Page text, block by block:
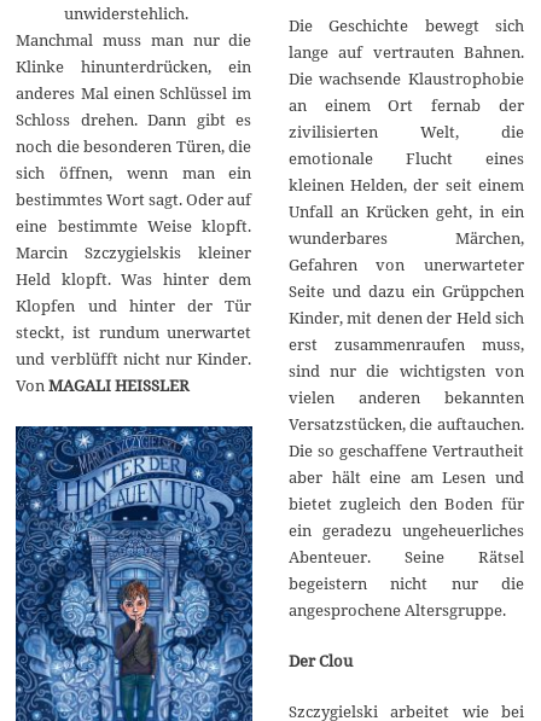
unwiderstehlich.
Manchmal muss man nur die
Klinke hinunterdrücken, ein
anderes Mal einen Schlüssel im
Schloss drehen. Dann gibt es
noch die besonderen Türen, die
sich öffnen, wenn man ein
bestimmtes Wort sagt. Oder auf
eine bestimmte Weise klopft.
Marcin Szczygielskis kleiner
Held klopft. Was hinter dem
Klopfen und hinter der Tür
steckt, ist rundum unerwartet
und verblüfft nicht nur Kinder.
VonMAGALI HEISSLER
Die Geschichte bewegt sich
lange auf vertrauten Bahnen.
Die wachsende Klaustrophobie
an einem Ort fernab der
zivilisierten Welt, die
emotionale Flucht eines
kleinen Helden, der seit einem
Unfall an Krücken geht, in ein
wunderbares Märchen,
Gefahren von unerwarteter
Seite und dazu ein Grüppchen
Kinder, mit denen der Held sich
erst zusammenraufen muss,
sind nur die wichtigsten von
vielen anderen bekannten
Versatzstücken, die auftauchen.
Die so geschaffene Vertrautheit
aber hält eine am Lesen und
bietet zugleich den Boden für
ein geradezu ungeheuerliches
Abenteuer. Seine Rätsel
begeistern nicht nur die
angesprochene Altersgruppe.
Der Clou
Szczygielski arbeitet wie bei